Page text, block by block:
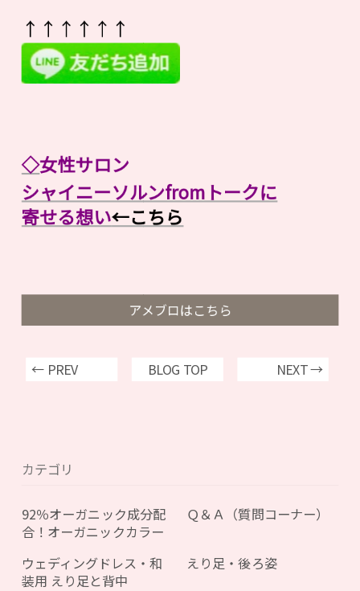
↑↑↑↑↑↑
◇女性サロン
シャイニーソルンfromトークに
寄せる想い←こちら
アメブロはこちら
← PREV BLOG TOP NEXT →
カテゴリ
92％オーガニック成分配
合！オーガニックカラー
Ｑ＆Ａ（質問コーナー）
ウェディングドレス・和
装用 えり足と背中
えり足・後ろ姿